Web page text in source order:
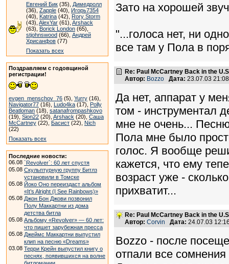
Евгений Бик (35), Димедролл
(36), Zapple (40), Игорь7354
(40), Katrina (42), Rory Storm
(43), AlexYar (61), Arshack
(63), Borick London (65),
stjohnswood (66), Андрей
Хрисанфов (77)
Показать всех
Поздравляем с годовщиной
регистрации!
evgen_menschov_76 (5), Yurry (16),
Navigator77 (16), Ludo4ka (17), Polly
Beatloman (18), satanafrompashkovo
(19), Sion22 (20), Arshack (20), Саша
McCartney (22), Басист (22), Nich
(22)
Показать всех
Последние новости:
06.08 `Revolver`: 60 лет спустя
05.08 Скульптурную группу Битлз
установили в Томске
05.08 Йоко Оно переиздаст альбом
«It’s Alright (I See Rainbows)»
05.08 Джон Бон Джови позвонил
Полу Маккартни из дома
детства битла
05.08 Альбому «Revolver» — 60 лет:
что пишет зарубежная пресса
05.08 Джеймс Маккартни выпустил
клип на песню «Dreams»
03.08 Терри Крейн выпустил книгу о
песнях, появившихся на волне
Зато на хорошей
"...голоса нет, ни
все там у Пола в
Re: Paul McCartney Back in the
Автор: Bozzo Дата: 23.07.03
Да нет, аппарат у
том - инструментал
мне не очень...
Пола мне было
голос. Я вообще
кажется, что ему
возраст уже -
прихватит...
Re: Paul McCartney Back in the
Автор: Corvin Дата: 24.07.03
Bozzo - после
отпали все сомнения